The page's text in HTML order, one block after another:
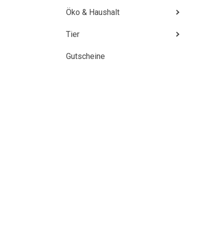
Öko & Haushalt
Tier
Gutscheine